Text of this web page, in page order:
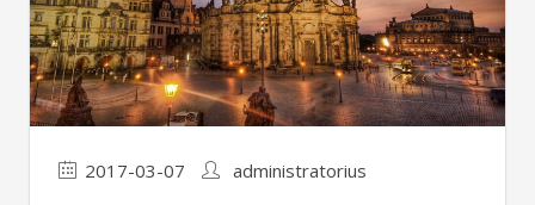
2017-03-07 administratorius